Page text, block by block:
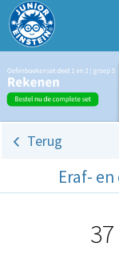
Terug
Eraf-